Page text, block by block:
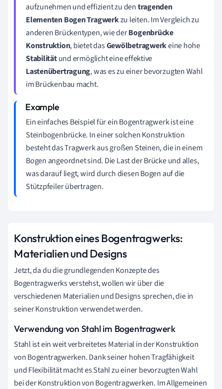
aufzunehmen und effizient zu dentragenden
Elementen Bogen Tragwerkzu leiten. Im Vergleich zu
anderen Brückentypen, wie derBogenbrücke
Konstruktion, bietet dasGewölbetragwerkeine hohe
Stabilitätund ermöglicht eine effektive
Lastenübertragung, was es zu einer bevorzugten Wahl
im Brückenbau macht.
Ein einfaches Beispiel für ein Bogentragwerk ist eine
Steinbogenbrücke. In einer solchen Konstruktion
besteht das Tragwerk aus großen Steinen, die in einem
Bogen angeordnet sind. Die Last der Brücke und alles,
was darauf liegt, wird durch diesen Bogen auf die
Stützpfeiler übertragen.
Konstruktion eines Bogentragwerks:
Materialien und Designs
Jetzt, da du die grundlegenden Konzepte des
Bogentragwerks verstehst, wollen wir über die
verschiedenen Materialien und Designs sprechen, die in
seiner Konstruktion verwendet werden.
Verwendung von Stahl im Bogentragwerk
Stahl ist ein weit verbreitetes Material in der Konstruktion
von Bogentragwerken. Dank seiner hohen Tragfähigkeit
und Flexibilität macht es Stahl zu einer bevorzugten Wahl
bei der Konstruktion von Bogentragwerken. Im Allgemeinen